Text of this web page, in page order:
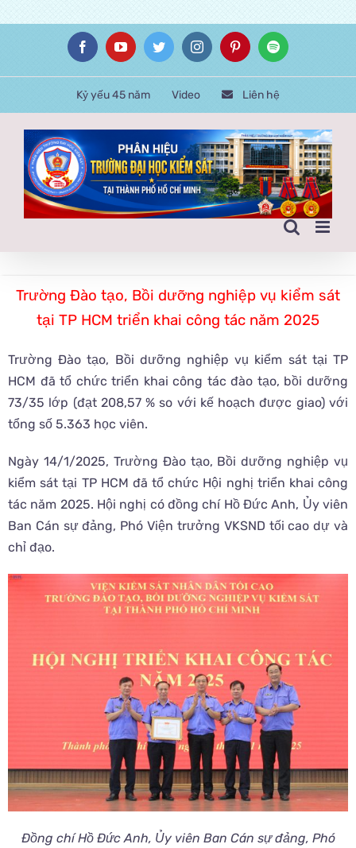
content
FacebookYouTubeTwitterInstagramPinterestSpotify
Kỷ yếu 45 năm Video Liên hệ
Trường Đào tạo, Bồi dưỡng nghiệp vụ kiểm sát
tại TP HCM triển khai công tác năm 2025
Trường Đào tạo, Bồi dưỡng nghiệp vụ kiểm sát tại TP
HCM đã tổ chức triển khai công tác đào tạo, bồi dưỡng
73/35 lớp (đạt 208,57 % so với kế hoạch được giao) với
tổng số 5.363 học viên.
Ngày 14/1/2025, Trường Đào tạo, Bồi dưỡng nghiệp vụ
kiểm sát tại TP HCM đã tổ chức Hội nghị triển khai công
tác năm 2025. Hội nghị có đồng chí Hồ Đức Anh, Ủy viên
Ban Cán sự đảng, Phó Viện trưởng VKSND tối cao dự và
chỉ đạo.
Đồng chí Hồ Đức Anh, Ủy viên Ban Cán sự đảng, Phó